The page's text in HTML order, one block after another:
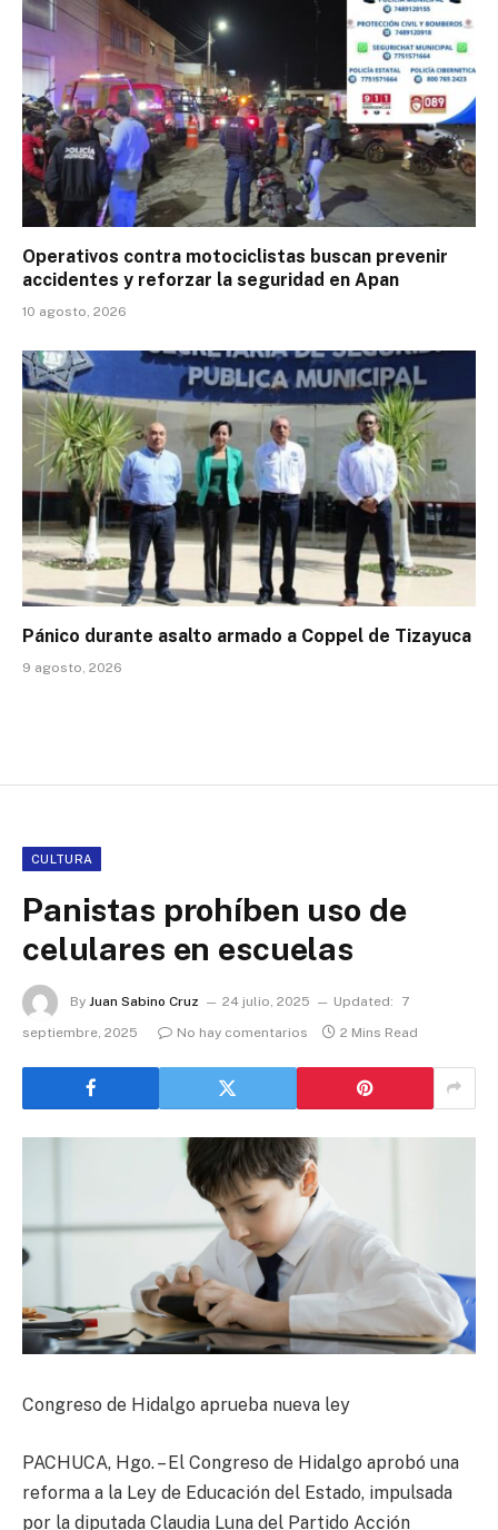
Operativos contra motociclistas buscan prevenir
accidentes y reforzar la seguridad en Apan
10 agosto, 2026
Pánico durante asalto armado a Coppel de Tizayuca
9 agosto, 2026
CULTURA
Panistas prohíben uso de
celulares en escuelas
By Juan Sabino Cruz 24 julio, 2025 Updated:
7
septiembre, 2025
No hay comentarios 2 Mins Read
Congreso de Hidalgo aprueba nueva ley
PACHUCA, Hgo. – El Congreso de Hidalgo aprobó una
reforma a la Ley de Educación del Estado, impulsada
por la diputada Claudia Luna del Partido Acción